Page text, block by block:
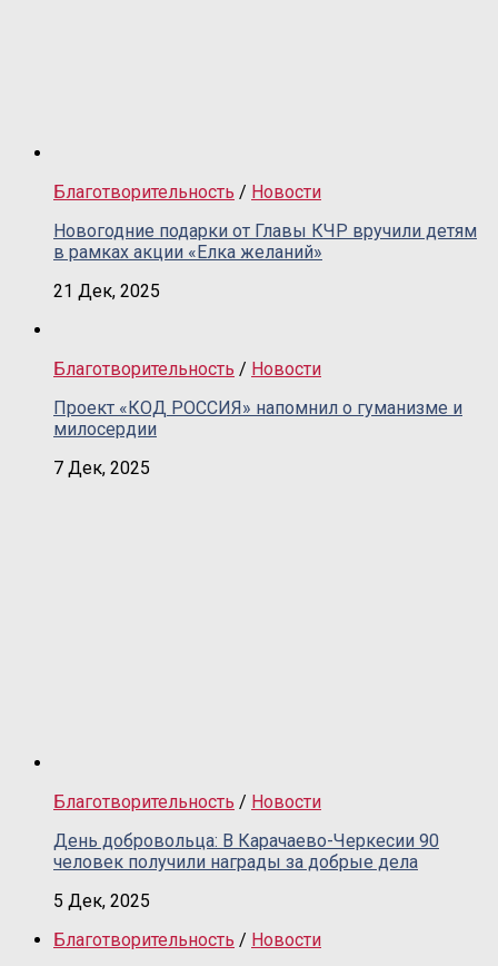
Благотворительность / Новости
Новогодние подарки от Главы КЧР вручили детям
в рамках акции «Елка желаний»
21 Дек, 2025
Благотворительность / Новости
Проект «КОД РОССИЯ» напомнил о гуманизме и
милосердии
7 Дек, 2025
Благотворительность / Новости
День добровольца: В Карачаево-Черкесии 90
человек получили награды за добрые дела
5 Дек, 2025
Благотворительность / Новости